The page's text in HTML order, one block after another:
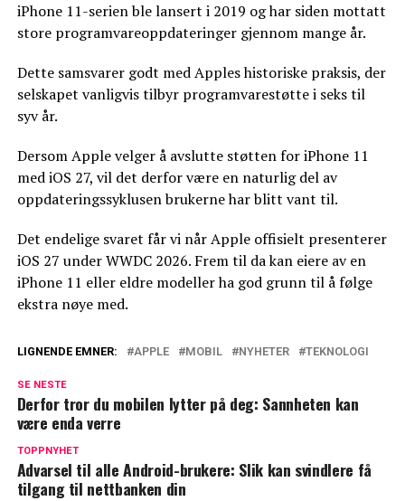
iPhone 11-serien ble lansert i 2019 og har siden mottatt
store programvareoppdateringer gjennom mange år.
Dette samsvarer godt med Apples historiske praksis, der
selskapet vanligvis tilbyr programvarestøtte i seks til
syv år.
Dersom Apple velger å avslutte støtten for iPhone 11
med iOS 27, vil det derfor være en naturlig del av
oppdateringssyklusen brukerne har blitt vant til.
Det endelige svaret får vi når Apple offisielt presenterer
iOS 27 under WWDC 2026. Frem til da kan eiere av en
iPhone 11 eller eldre modeller ha god grunn til å følge
ekstra nøye med.
LIGNENDE EMNER: APPLE MOBIL NYHETER TEKNOLOGI
SE NESTE
Derfor tror du mobilen lytter på deg: Sannheten kan
være enda verre
TOPPNYHET
Advarsel til alle Android-brukere: Slik kan svindlere få
tilgang til nettbanken din